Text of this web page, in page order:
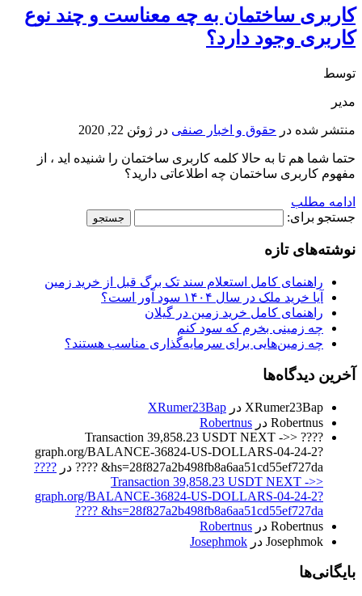
کاربری ساختمان به چه معناست و چند نوع
کاربری وجود دارد؟
توسط
مدیر
منتشر شده در حقوق و اخبار صنفی در ژوئن 22, 2020
حتما شما هم تا به حالا کلمه کاربری ساختمان را شنیده اید ، از
مفهوم کاربری ساختمان چه اطلاعاتی دارید؟
ادامه مطلب
جستجو برای:
نوشته‌های تازه
راهنمای کامل استعلام سند تک برگ قبل از خرید زمین
آیا خرید ملک در سال ۱۴۰۴ سود آور است؟
راهنمای کامل خرید زمین در گیلان
چه زمینی بخرم که سود کنم
چه زمین‌هایی برای سرمایه‌گذاری مناسب هستند؟
آخرین دیدگاه‌ها
XRumer23Bap در XRumer23Bap
Robertnus در Robertnus
???? Transaction 39,858.23 USDT NEXT ->>
graph.org/BALANCE-36824-US-DOLLARS-04-24-2?
hs=28f827a2b498fb8a6aa51cd55ef727da& ????
در ????
Transaction 39,858.23 USDT NEXT ->>
graph.org/BALANCE-36824-US-DOLLARS-04-24-2?
hs=28f827a2b498fb8a6aa51cd55ef727da& ????
Robertnus در Robertnus
Josephmok در Josephmok
بایگانی‌ها